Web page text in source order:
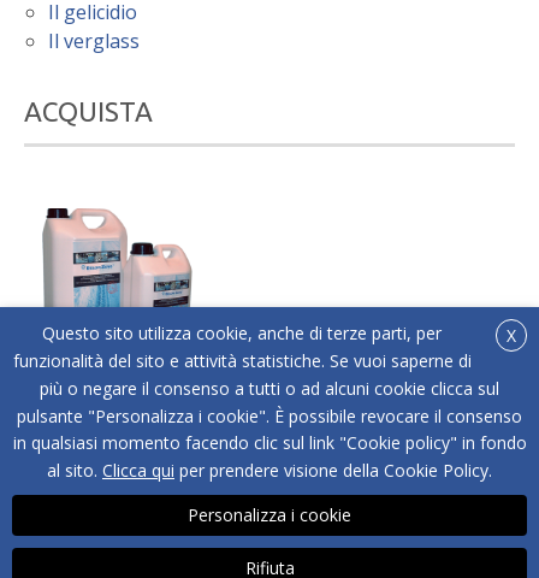
Il gelicidio
Il verglass
ACQUISTA
Acquista online Below Zero® l'antigelo liquido adatto
a tutti i tipi di superfici.
ACQUISTA
Copyright © BELOW ZERO® - NOICE SRL | P.IVA 04487560262 | Via Strada
X
Questo sito utilizza cookie, anche di terze parti, per
funzionalità del sito e attività statistiche. Se vuoi saperne di
più o negare il consenso a tutti o ad alcuni cookie clicca sul
pulsante "Personalizza i cookie". È possibile revocare il consenso
in qualsiasi momento facendo clic sul link "Cookie policy" in fondo
al sito. Clicca qui per prendere visione della Cookie Policy.
Personalizza i cookie
Rifiuta